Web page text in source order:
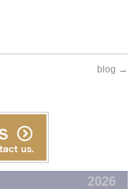
blog →
2026